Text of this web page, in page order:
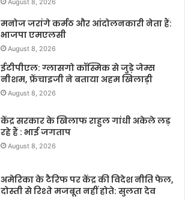
August 8, 2026
मनोज जरांगे कर्मठ और आंदोलनकारी नेता हैं:
भाजपा एमएलसी
August 8, 2026
ईटीपीएल: ग्लासगो कॉस्मिक से जुड़े जेम्स
नीशम, फ्रेंचाइजी ने बताया अहम खिलाड़ी
August 8, 2026
केंद्र सरकार के खिलाफ राहुल गांधी अकेले लड़
रहे हैं : भाई जगताप
August 8, 2026
अमेरिका के टैरिफ पर केंद्र की विदेश नीति फेल,
दोस्ती से रिश्ते मजबूत नहीं होते: सुलता देव